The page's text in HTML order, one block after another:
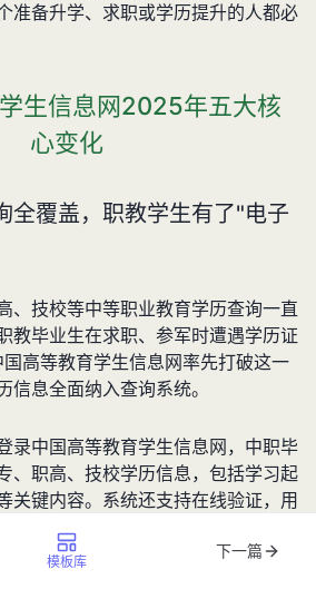
准备升学、求职或学历提升的人都必
生信息网2025年五大核
心变化
全覆盖，职教学生有了"电子
、技校等中等职业教育学历查询一直
教毕业生在求职、参军时遭遇学历证
高等教育学生信息网率先打破这一
信息全面纳入查询系统。
录中国高等教育学生信息网，中职毕
、职高、技校学历信息，包括学习起
关键内容。系统还支持在线验证，用
高等教育学生信息网核实学历真伪。
模板库
下一篇